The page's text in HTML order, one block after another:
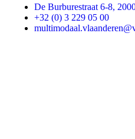
De Burburestraat 6-8,
+32 (0) 3 229 05 00